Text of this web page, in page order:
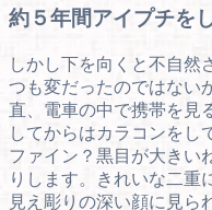
約５年間アイプチを
しかし下を向くと不自然
つも変だったのではない
直、電車の中で携帯を見
してからはカラコンをし
ファイン？黒目が大きい
りします。きれいな二重
見え彫りの深い顔に見ら